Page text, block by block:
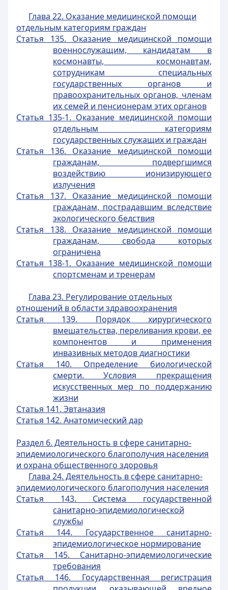
Глава 22. Оказание медицинской помощи
отдельным категориям граждан
Статья 135. Оказание медицинской помощи
военнослужащим, кандидатам в
космонавты, космонавтам,
сотрудникам специальных
государственных органов и
правоохранительных органов, членам
их семей и пенсионерам этих органов
Статья 135-1. Оказание медицинской помощи
отдельным категориям
государственных служащих и граждан
Статья 136. Оказание медицинской помощи
гражданам, подвергшимся
воздействию ионизирующего
излучения
Статья 137. Оказание медицинской помощи
гражданам, пострадавшим вследствие
экологического бедствия
Статья 138. Оказание медицинской помощи
гражданам, свобода которых
ограничена
Статья 138-1. Оказание медицинской помощи
спортсменам и тренерам
Глава 23. Регулирование отдельных
отношений в области здравоохранения
Статья 139. Порядок хирургического
вмешательства, переливания крови, ее
компонентов и применения
инвазивных методов диагностики
Статья 140. Определение биологической
смерти. Условия прекращения
искусственных мер по поддержанию
жизни
Статья 141. Эвтаназия
Статья 142. Анатомический дар
Раздел 6. Деятельность в сфере санитарно-
эпидемиологического благополучия населения
и охрана общественного здоровья
Глава 24. Деятельность в сфере санитарно-
эпидемиологического благополучия населения
Статья 143. Система государственной
санитарно-эпидемиологической
службы
Статья 144. Государственное санитарно-
эпидемиологическое нормирование
Статья 145. Санитарно-эпидемиологические
требования
Статья 146. Государственная регистрация